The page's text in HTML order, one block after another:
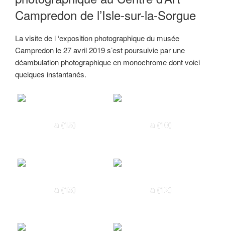
Campredon de l’Isle-sur-la-Sorgue
La visite de l ‘exposition photographique du musée
Campredon le 27 avril 2019 s’est poursuivie par une
déambulation photographique en monochrome dont voici
quelques instantanés.
a (15) a (10)
a (13) a (12)